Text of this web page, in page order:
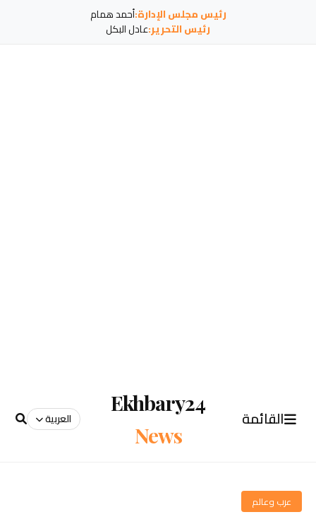
رئيس مجلس الإدارة:أحمد همام
رئيس التحرير:عادل البكل
القائمة
Ekhbary24
News
العربية
عرب وعالم